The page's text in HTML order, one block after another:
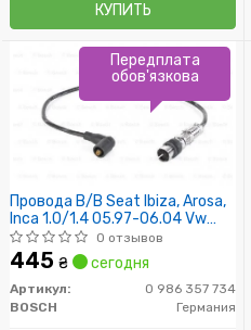
КУПИТЬ
Провода В/В Seat Ibiza, Arosa,
Inca 1.0/1.4 05.97-06.04 Vw
Polo, Lupo 1.0/1.4 12.95-07.05
0 отзывов
445 ₴ сегодня
Артикул:
0 986 357 734
BOSCH
Германия
Передплата
обов'язкова